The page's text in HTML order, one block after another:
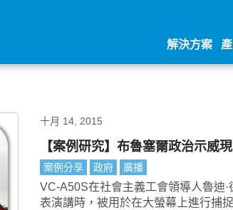
解決方案
十月 14, 2015
【案例研究】布魯塞爾政治示威
案例分享 政府 廣播
VC-A50S在社會主義工會領導人魯迪
表演講時，被用於在大螢幕上進行捕